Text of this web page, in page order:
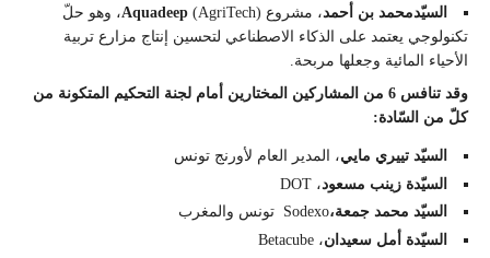
السيّدمحمد بن أحمد، مشروع Aquadeep(AgriTech)، وهو حلّ
تكنولوجي يعتمد على الذكاء الاصطناعي لتحسين إنتاج مزارع تربية
الأحياء المائية وجعلها مربحة.
وقد تنافس 6 من المشاركين المختارين أمام لجنة التحكيم المتكونة من
كلّ من السّادة:
السيّد تييري مايي، المدير العام لأورنج تونس
السيّدة زينب مسعود، DOT
السيّد محمد جمعة،Sodexo تونس والمغرب
السيّدة
أمل سعيدان، Betacube